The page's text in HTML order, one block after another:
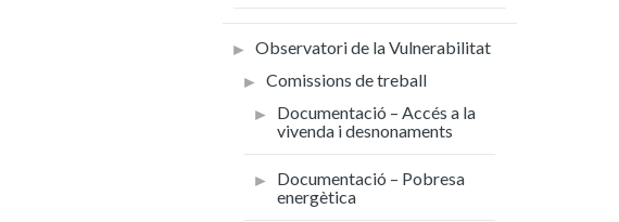
Observatori de la Vulnerabilitat
Comissions de treball
Documentació – Accés a la
vivenda i desnonaments
Documentació – Pobresa
energètica